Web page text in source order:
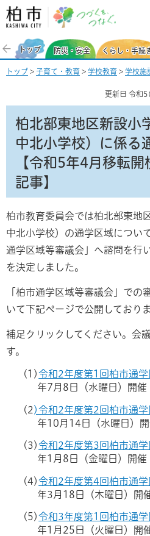
柏市 つづくを、
トップ 防災・安全 くらし・手続
トップ > 子育て・教育 > 学校教育 > 学校施
田中北小学校）に係る通学区域等審議会【
過去の記事】
更新日 令和
柏北部東地区新設小
中北小学校）に係る
【令和5年4月移転
記事】
柏市教育委員会では柏北部東地
中北小学校）の通学区域につい
通学区域等審議会」へ諮問を行
を決定しました。
「柏市通学区域等審議会」での
いて下記ページで公開しておりま
補足クリックしてください。会
す。
(1)令和2年度第1回柏市通
年7月8日（水曜日）開催
(2 )令和2年度第2回柏市通
年10月14日（水曜日）
(3)令和2年度第3回柏市通
年1月8日（金曜日）開催
(4)令和2年度第4回柏市通
年3月18日（木曜日）開
(5)令和3年度第1回柏市通
年1月25日（火曜日）開